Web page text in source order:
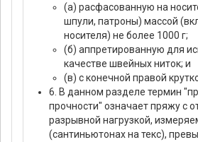
(а) расфасованную на
шпули, патроны) массой
носителя) не более 1000 г;
(б) аппретированную для
качестве швейных ниток; и
(в) с конечной правой
6. В данном разделе термин
прочности" означает пряжу с
разрывной нагрузкой,
(сантиньютонах на текс),